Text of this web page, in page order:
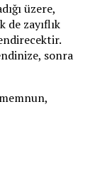
üzere,
zayıflık
sonra